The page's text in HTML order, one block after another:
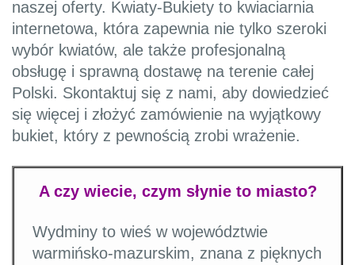
naszej oferty. Kwiaty-Bukiety to kwiaciarnia
internetowa, która zapewnia nie tylko szeroki
wybór kwiatów, ale także profesjonalną
obsługę i sprawną dostawę na terenie całej
Polski. Skontaktuj się z nami, aby dowiedzieć
się więcej i złożyć zamówienie na wyjątkowy
bukiet, który z pewnością zrobi wrażenie.
A czy wiecie, czym słynie to miasto?
Wydminy to wieś w województwie
warmińsko-mazurskim, znana z pięknych